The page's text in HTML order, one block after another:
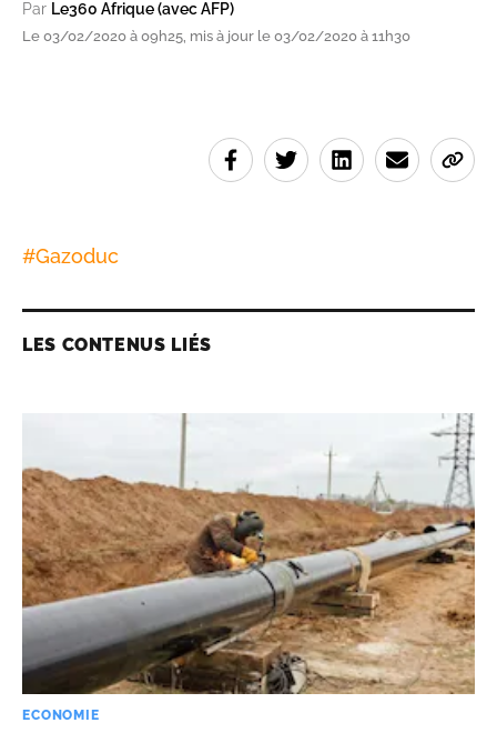
Par Le360 Afrique (avec AFP)
Le 03/02/2020 à 09h25, mis à jour le 03/02/2020 à 11h30
#Gazoduc
LES CONTENUS LIÉS
ECONOMIE